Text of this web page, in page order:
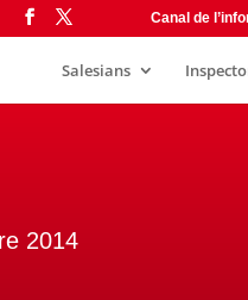
Canal de
Salesians
2014